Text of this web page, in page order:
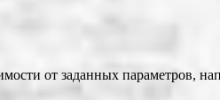
от заданных параметров,